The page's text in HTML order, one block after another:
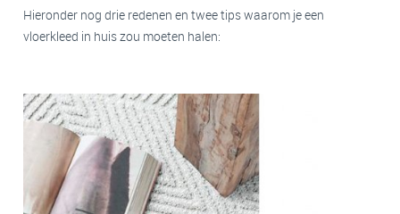
Hieronder nog drie redenen en twee tips waarom je een
vloerkleed in huis zou moeten halen: